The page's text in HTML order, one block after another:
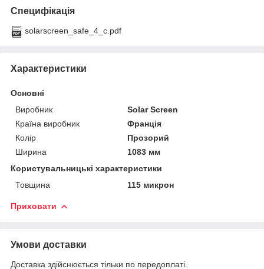
Специфікація
solarscreen_safe_4_c.pdf
Характеристики
Основні
Виробник
Solar Screen
Країна виробник
Франція
Колір
Прозорий
Ширина
1083 мм
Користувальницькі характеристики
Товщина
115 микрон
Приховати
Умови доставки
Доставка здійснюється тільки по передоплаті.